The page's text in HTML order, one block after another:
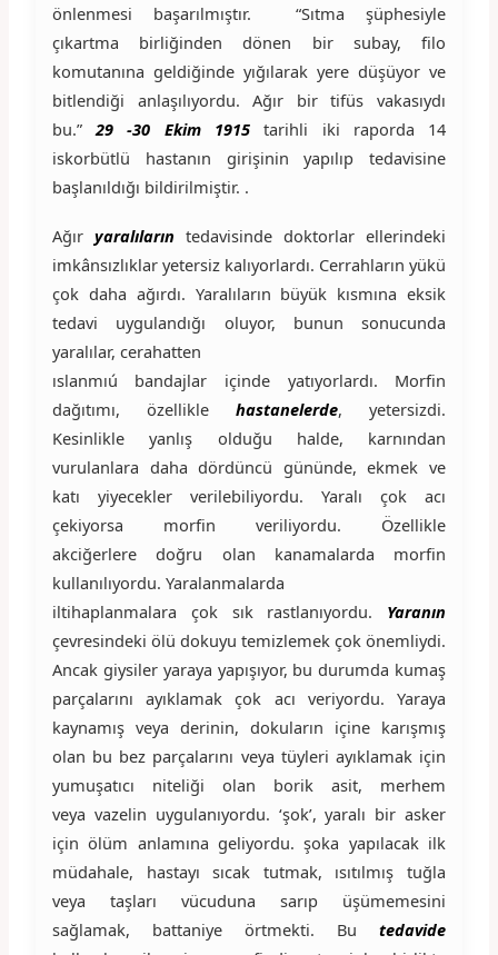
önlenmesi başarılmıştır. “Sıtma şüphesiyle
çıkartma birliğinden dönen bir subay, filo
komutanına geldiğinde yığılarak yere düşüyor ve
bitlendiği anlaşılıyordu. Ağır bir tifüs vakasıydı
bu.”29 -30 Ekim 1915 tarihli iki raporda 14
iskorbütlü hastanın girişinin yapılıp tedavisine
başlanıldığı bildirilmiştir. .
Ağır yaralıların tedavisinde doktorlar ellerindeki
imkânsızlıklar yetersiz kalıyorlardı. Cerrahların yükü
çok daha ağırdı. Yaralıların büyük kısmına eksik
tedavi uygulandığı oluyor, bunun sonucunda
yaralılar, cerahatten
ıslanmıú bandajlar içinde yatıyorlardı. Morfin
dağıtımı, özelliklehastanelerde, yetersizdi.
Kesinlikle yanlış olduğu halde, karnından
vurulanlara daha dördüncü gününde, ekmek ve
katı yiyecekler verilebiliyordu. Yaralı çok acı
çekiyorsa morfin veriliyordu. Özellikle
akciğerlere doğru olan kanamalarda morfin
kullanılıyordu. Yaralanmalarda
iltihaplanmalara çok sık rastlanıyordu. Yaranın
çevresindeki ölü dokuyu temizlemek çok önemliydi.
Ancak giysiler yaraya yapışıyor, bu durumda kumaş
parçalarını ayıklamak çok acı veriyordu. Yaraya
kaynamış veya derinin, dokuların içine karışmış
olan bu bez parçalarını veya tüyleri ayıklamak için
yumuşatıcı niteliği olan borik asit, merhem
veya vazelin uygulanıyordu. ‘şok’, yaralı bir asker
için ölüm anlamına geliyordu. şoka yapılacak ilk
müdahale, hastayı sıcak tutmak, ısıtılmış tuğla
veya taşları vücuduna sarıp üşümemesini
sağlamak, battaniye örtmekti. Butedavide